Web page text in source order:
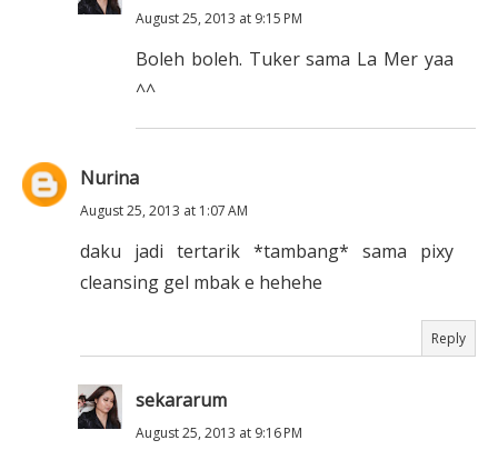
August 25, 2013 at 9:15 PM
Boleh boleh. Tuker sama La Mer yaa
^^
Nurina
August 25, 2013 at 1:07 AM
daku jadi tertarik *tambang* sama pixy
cleansing gel mbak e hehehe
Reply
sekararum
August 25, 2013 at 9:16 PM